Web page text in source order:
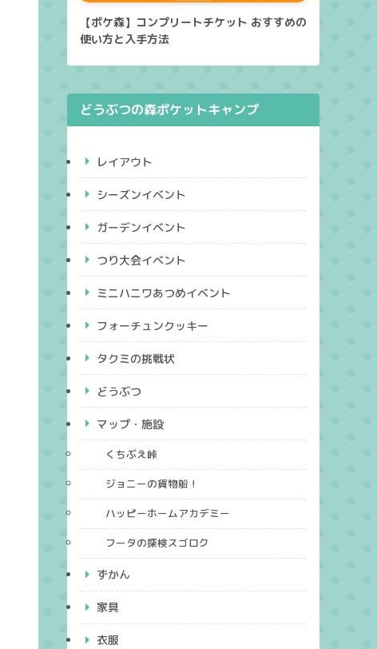
【ポケ森】コンプリートチケット おすすめの
使い方と入手方法
どうぶつの森ポケットキャンプ
レイアウト
シーズンイベント
ガーデンイベント
つり大会イベント
ミニハニワあつめイベント
フォーチュンクッキー
タクミの挑戦状
どうぶつ
マップ・施設
くちぶえ峠
ジョニーの貨物船！
ハッピーホームアカデミー
フータの探検スゴロク
ずかん
家具
衣服